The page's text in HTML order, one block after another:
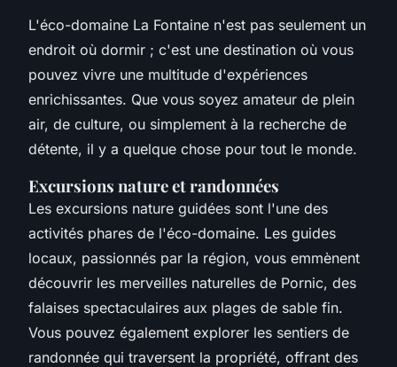
L'éco-domaine La Fontaine n'est pas seulement un
endroit où dormir ; c'est une destination où vous
pouvez vivre une multitude d'expériences
enrichissantes. Que vous soyez amateur de plein
air, de culture, ou simplement à la recherche de
détente, il y a quelque chose pour tout le monde.
Excursions nature et randonnées
Les excursions nature guidées sont l'une des
activités phares de l'éco-domaine. Les guides
locaux, passionnés par la région, vous emmènent
découvrir les merveilles naturelles de Pornic, des
falaises spectaculaires aux plages de sable fin.
Vous pouvez également explorer les sentiers de
randonnée qui traversent la propriété, offrant des